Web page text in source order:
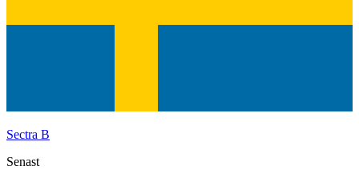
Sectra B
Senast